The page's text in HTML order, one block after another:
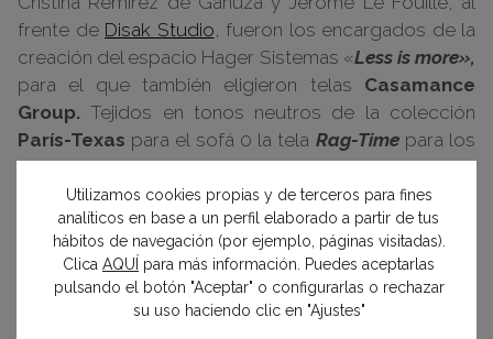
frente de Disak Studio , fueron los encargados de la
creación del espacio Hager Sistemas «Less is more»,
para el que también eligieron telas Casamance
Group. Tejidos en tonos neutros de la colección
París-Texas para el sofá 0 la tela Rag-Timepara los
cojines, entre otros, que contribuyen a crear la
atmósfera sofisticada y elegante que domina en el
ambiente.
Utilizamos cookies propias y de terceros para fines
analíticos en base a un perfil elaborado a partir de tus
hábitos de navegación (por ejemplo, páginas visitadas).
Clica AQUÍ para más información. Puedes aceptarlas
pulsando el botón "Aceptar" o configurarlas o rechazar
su uso haciendo clic en "Ajustes"